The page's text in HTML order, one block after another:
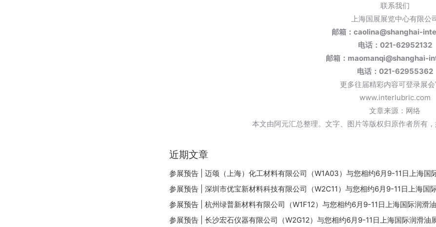
联系我们
上海国展展览中心有限公
邮箱：caolina@shanghai-
电话：021-62952132
邮箱：maomanqi@shanghai-
电话：021-62955362
更多往届精彩内容可登录展
www.interlubric.com
文章来源：网络
本文由阿元汇总整理。文字、图片等版权归原作者所有，
近期文章
参展预告 | 迈颂（上海）化工材料有限公司（W1A03）与您相约6月9-11日上海国
参展预告 | 深圳市优宝新材料科技有限公司（W2C11）与您相约6月9-11日上海国
参展预告 | 杭州绿普新材料有限公司（W1F12）与您相约6月9-11日上海国际润滑
参展预告 | 长沙宏石仪器有限公司（W2G12）与您相约6月9-11日上海国际润滑油